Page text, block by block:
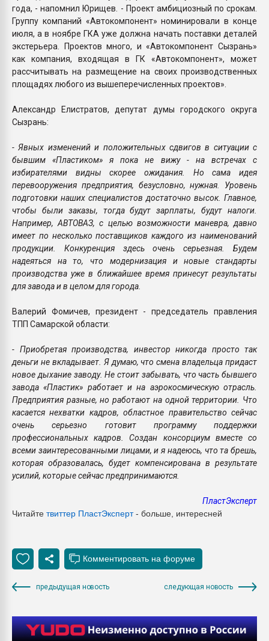
года, - напомнил Юрищев. - Проект амбициозный по срокам.
Группу компаний «Автокомпонент» номинировали в конце
июля, а в ноябре ГКА уже должна начать поставки деталей
экстерьера. Проектов много, и «Автокомпонент Сызрань»
как компания, входящая в ГК «Автокомпонент», может
рассчитывать на размещение на своих производственных
площадях любого из вышеперечисленных проектов».
Александр Елистратов, депутат думы городского округа
Сызрань:
- Явных изменений и положительных сдвигов в ситуации с
бывшим «Пластиком» я пока не вижу - на встречах с
избирателями видны скорее ожидания. Но сама идея
перевооружения предприятия, безусловно, нужная. Уровень
подготовки наших специалистов достаточно высок. Главное,
чтобы были заказы, тогда будут зарплаты, будут налоги.
Например, АВТОВАЗ, с целью возможности маневра, давно
имеет по несколько поставщиков каждого из наименований
продукции. Конкуренция здесь очень серьезная. Будем
надеяться на то, что модернизация и новые стандарты
производства уже в ближайшее время принесут результаты
для завода и в целом для города.
Валерий Фомичев, президент - председатель правления
ТПП Самарской области:
- Приобретая производства, инвестор никогда просто так
деньги не вкладывает. Я думаю, что смена владельца придаст
новое дыхание заводу. Не стоит забывать, что часть бывшего
завода «Пластик» работает и на аэрокосмическую отрасль.
Предприятия разные, но работают на одной территории. Что
касается нехватки кадров, областное правительство сейчас
очень серьезно готовит программу поддержки
профессиональных кадров. Создан консорциум вместе со
всеми заинтересованными лицами, и я надеюсь, что та брешь,
которая образовалась, будет компенсирована в результате
усилий, которые сейчас предпринимаются.
ПластЭксперт
Читайте твиттер ПластЭксперт- больше, интересней
предыдущая новость следующая новость